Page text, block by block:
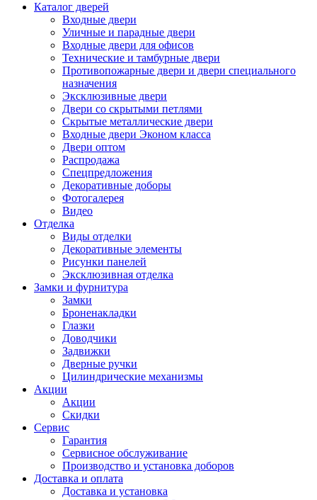
Каталог дверей
Входные двери
Уличные и парадные двери
Входные двери для офисов
Технические и тамбурные двери
Противопожарные двери и двери специального
назначения
Эксклюзивные двери
Двери со скрытыми петлями
Скрытые металлические двери
Входные двери Эконом класса
Двери оптом
Распродажа
Спецпредложения
Декоративные доборы
Фотогалерея
Видео
Отделка
Виды отделки
Декоративные элементы
Рисунки панелей
Эксклюзивная отделка
Замки и фурнитура
Замки
Броненакладки
Глазки
Доводчики
Задвижки
Дверные ручки
Цилиндрические механизмы
Акции
Акции
Скидки
Сервис
Гарантия
Сервисное обслуживание
Производство и установка доборов
Доставка и оплата
Доставка и установка